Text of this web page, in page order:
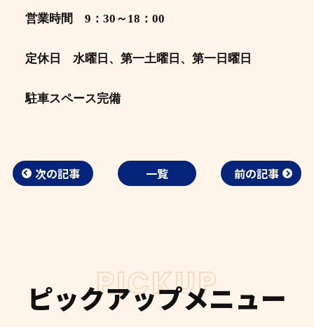
営業時間 9：30～18：00
定休日 水曜日、第一土曜日、第一日曜日
駐車スペース完備
次の記事 一覧 前の記事
PICKUP
ピックアップメニュー